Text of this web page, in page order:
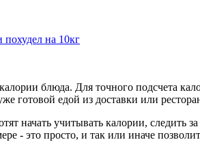
похудел на 10кг
блюда. Для точного подсчета
готовой едой из доставки или
начать учитывать калории,
- это просто, и так или иначе